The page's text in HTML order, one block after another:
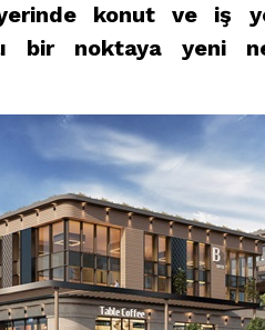
konut ve iş
bir noktaya yeni